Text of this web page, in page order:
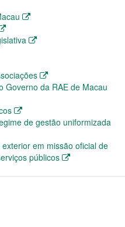
Governo da RAE de Macau
de gestão uniformizada
em missão oficial de
públicos